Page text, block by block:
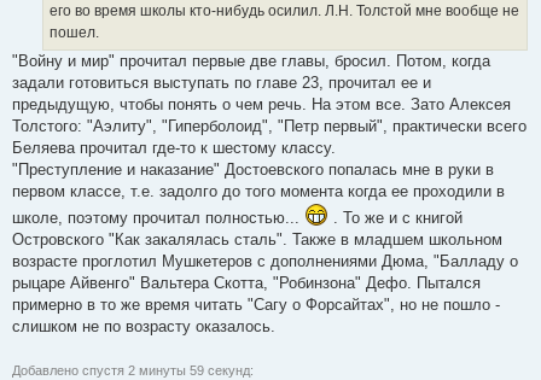
его во время школы кто-нибудь осилил. Л.Н. Толстой мне вообще не
пошел.
"Войну и мир" прочитал первые две главы, бросил. Потом, когда
задали готовиться выступать по главе 23, прочитал ее и
предыдущую, чтобы понять о чем речь. На этом все. Зато Алексея
Толстого: "Аэлиту", "Гиперболоид", "Петр первый", практически всего
Беляева прочитал где-то к шестому классу.
"Преступление и наказание" Достоевского попалась мне в руки в
первом классе, т.е. задолго до того момента когда ее проходили в
школе, поэтому прочитал полностью...
. То же и с книгой
Островского "Как закалялась сталь". Также в младшем школьном
возрасте проглотил Мушкетеров с дополнениями Дюма, "Балладу о
рыцаре Айвенго" Вальтера Скотта, "Робинзона" Дефо. Пытался
примерно в то же время читать "Сагу о Форсайтах", но не пошло -
слишком не по возрасту оказалось.
Добавлено спустя 2 минуты 59 секунд: